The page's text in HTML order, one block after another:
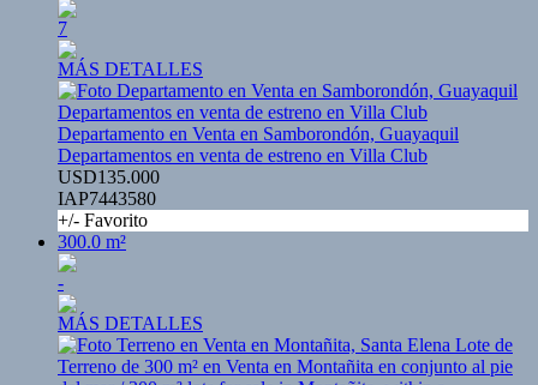
7
MÁS DETALLES
Departamento en Venta en Samborondón, Guayaquil
Departamentos en venta de estreno en Villa Club
USD135.000
IAP7443580
+/- Favorito
300.0 m²
-
MÁS DETALLES